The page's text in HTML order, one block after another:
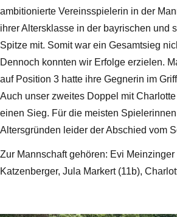
ambitionierte Vereinsspielerin in der
ihrer Altersklasse in der bayrischen und
Spitze mit. Somit war ein Gesamtsieg
Dennoch konnten wir Erfolge erzielen.
auf Position 3 hatte ihre Gegnerin im
Auch unser zweites Doppel mit
einen Sieg. Für die meisten
Altersgründen leider der Abschied vom
Zur Mannschaft gehören: Evi Meinzinger
Katzenberger, Jula Markert (11b),